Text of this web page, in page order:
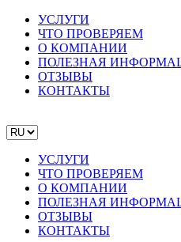
УСЛУГИ
ЧТО ПРОВЕРЯЕМ
О КОМПАНИИ
ПОЛЕЗНАЯ
ОТЗЫВЫ
КОНТАКТЫ
УСЛУГИ
ЧТО ПРОВЕРЯЕМ
О КОМПАНИИ
ПОЛЕЗНАЯ
ОТЗЫВЫ
КОНТАКТЫ